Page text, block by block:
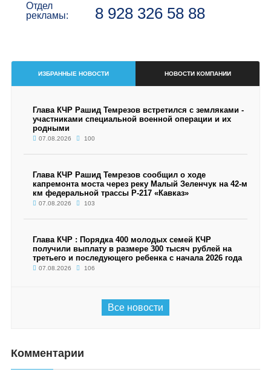
Отдел
рекламы:
8 928 326 58 88
ИЗБРАННЫЕ НОВОСТИ НОВОСТИ КОМПАНИИ
Глава КЧР Рашид Темрезов встретился с земляками -
участниками специальной военной операции и их
родными
07.08.2026 100
Глава КЧР Рашид Темрезов сообщил о ходе
капремонта моста через реку Малый Зеленчук на 42-м
км федеральной трассы Р-217 «Кавказ»
07.08.2026 103
Глава КЧР : Порядка 400 молодых семей КЧР
получили выплату в размере 300 тысяч рублей на
третьего и последующего ребенка с начала 2026 года
07.08.2026 106
Все новости
Комментарии